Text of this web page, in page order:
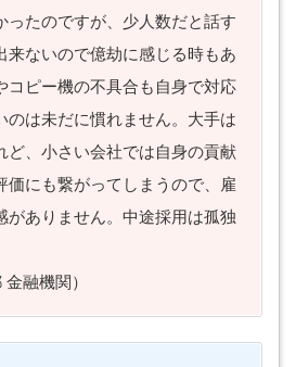
ったのですが、少人数だと話す
来ないので億劫に感じる時もあ
コピー機の不具合も自身で対応
のは未だに慣れません。大手は
ど、小さい会社では自身の貢献
価にも繋がってしまうので、雇
がありません。中途採用は孤独
融機関）